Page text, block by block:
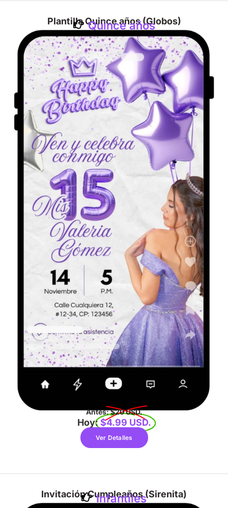
Plantilla Quince años (Globos)
Quince años
Hoy:$4.99 USD.
Ver Detalles
Antes:$20 USD.
Invitación Cumpleaños (Sirenita)
Infantiles